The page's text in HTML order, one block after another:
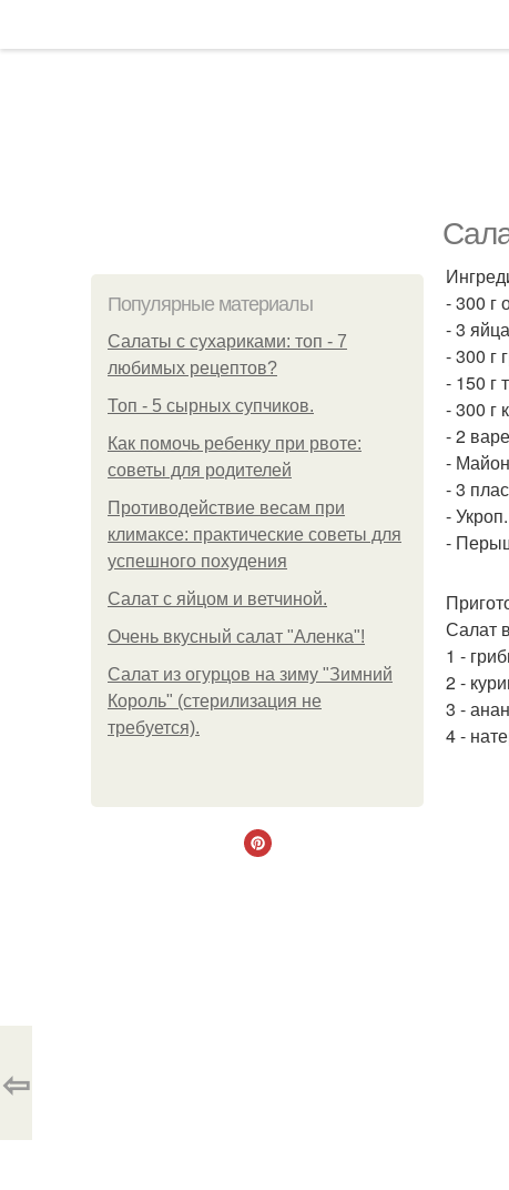
Популярные материалы
Салаты с сухариками: топ - 7
любимых рецептов?
Топ - 5 сырных супчиков.
Как помочь ребенку при рвоте:
советы для родителей
Противодействие весам при
климаксе: практические советы для
успешного похудения
Салат с яйцом и ветчиной.
Очень вкусный салат "Аленка"!
Салат из огурцов на зиму "Зимний
Король" (стерилизация не
требуется).
- 300 г
- 3
- 300 г
- 150 г
- 300 г
- 2
-
- 3
- Укроп.
-
Салат
1 -
2 -
3 -
4 -
⇦